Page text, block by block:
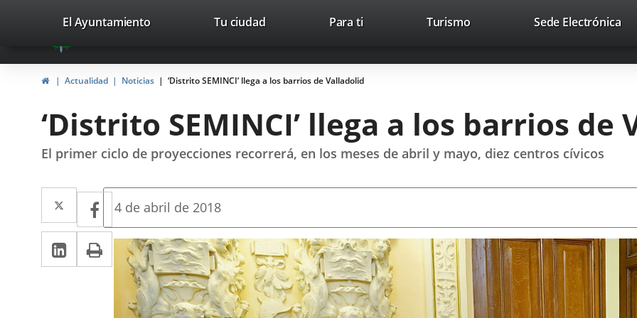
Portal
Web
del
Valladolid
avaTop Trabaja con nosotros Contacto
valladolid.es
El Ayuntamiento Tu ciudad Para ti TurismoThis
open
pop-
up
window.
Sede ElectrónicaLink
HomeActualidad Noticias ‘Distrito SEMINCI’ llega a los barrios de Valladolid
‘Distrito SEMINCI’ llega a los barrios de
El primer ciclo de proyecciones recorrerá, en los meses de abril y mayo, diez centros cívicos
Twitter
Enlace
a
una
aplicación
externa.
Facebook
Enlace
a
una
aplicación
externa.
Linkedin
Enlace
a
Print
Fecha
la
noticia
4 de abril de 2018